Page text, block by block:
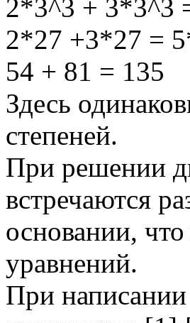
2*3^3 + 3*3^3
2*27 +3*27 =
54 + 81 = 135
Здесь
степеней.
При решении
встречаются
основании,
уравнений.
При